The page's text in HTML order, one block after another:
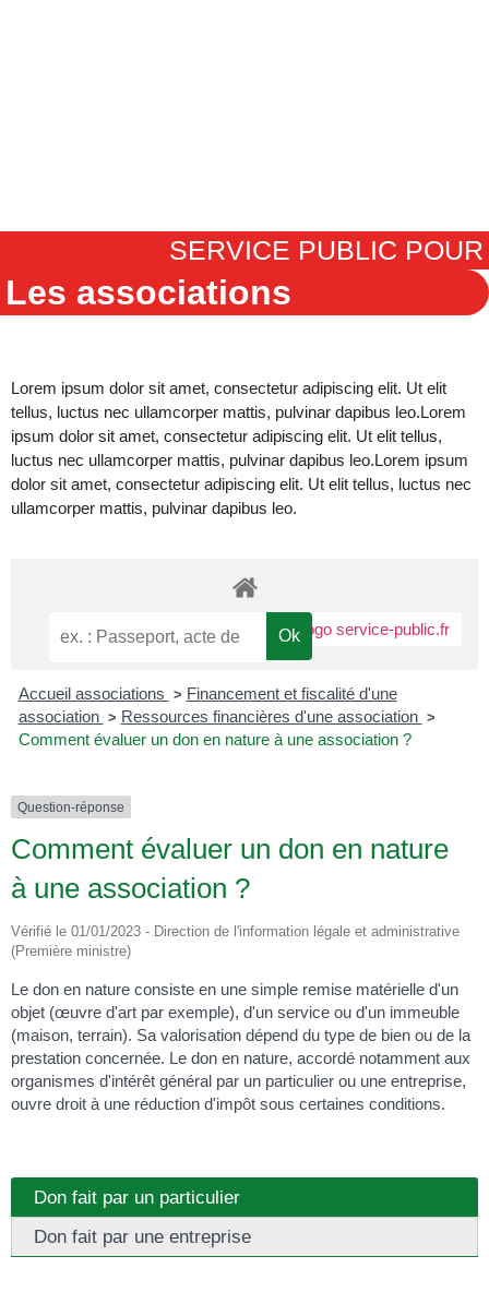
SERVICE PUBLIC POUR
Les associations
Lorem ipsum dolor sit amet, consectetur adipiscing elit. Ut elit
tellus, luctus nec ullamcorper mattis, pulvinar dapibus leo.Lorem
ipsum dolor sit amet, consectetur adipiscing elit. Ut elit tellus,
luctus nec ullamcorper mattis, pulvinar dapibus leo.Lorem ipsum
dolor sit amet, consectetur adipiscing elit. Ut elit tellus, luctus nec
ullamcorper mattis, pulvinar dapibus leo.
Accueil associations > Financement et fiscalité d'une
association > Ressources financières d'une association >
Comment évaluer un don en nature à une association ?
Question-réponse
Comment évaluer un don en nature
à une association ?
Vérifié le 01/01/2023 - Direction de l'information légale et administrative
(Première ministre)
Le don en nature consiste en une simple remise matérielle d'un
objet (œuvre d'art par exemple), d'un service ou d'un immeuble
(maison, terrain). Sa valorisation dépend du type de bien ou de la
prestation concernée. Le don en nature, accordé notamment aux
organismes d'intérêt général par un particulier ou une entreprise,
ouvre droit à une réduction d'impôt sous certaines conditions.
Don fait par un particulier
Don fait par une entreprise